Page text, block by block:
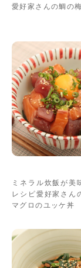
愛好家さんの鯛の
ミネラル炊飯が美
レシピ愛好家さん
マグロのユッケ丼